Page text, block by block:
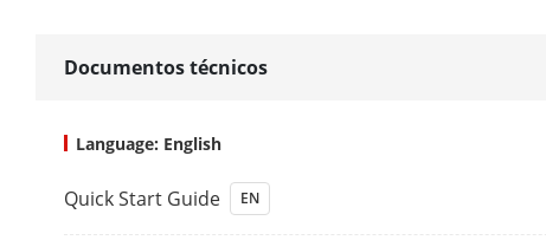
Documentos técnicos
Language: English
Quick Start Guide EN